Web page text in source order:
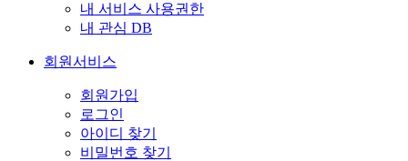
내 서비스 사용권한
내 관심 DB
회원서비스
회원가입
로그인
아이디 찾기
비밀번호 찾기